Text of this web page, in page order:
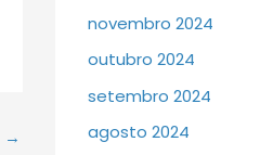
→
novembro 2024
outubro 2024
setembro 2024
agosto 2024